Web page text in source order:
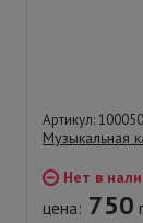
Артикул:
Музыкальная
Нет в
цена: 750